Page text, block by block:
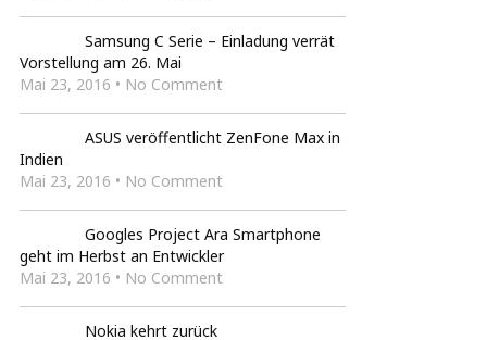
Samsung C Serie – Einladung verrät
Vorstellung am 26. Mai
Mai 23, 2016 • No Comment
ASUS veröffentlicht ZenFone Max in
Indien
Mai 23, 2016 • No Comment
Googles Project Ara Smartphone
geht im Herbst an Entwickler
Mai 23, 2016 • No Comment
Nokia kehrt zurück